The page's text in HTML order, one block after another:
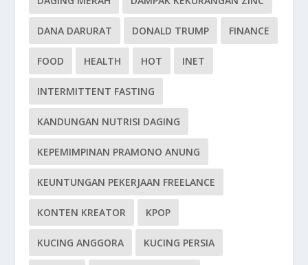
DANA DARURAT DONALD TRUMP FINANCE
FOOD HEALTH HOT INET
INTERMITTENT FASTING
KANDUNGAN NUTRISI DAGING
KEPEMIMPINAN PRAMONO ANUNG
KEUNTUNGAN PEKERJAAN FREELANCE
KONTEN KREATOR KPOP
KUCING ANGGORA KUCING PERSIA